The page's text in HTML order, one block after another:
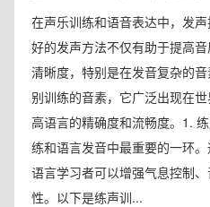
在声乐训练和语音表达中，发
好的发声方法不仅有助于提高
清晰度，特别是在发音复杂的
别训练的音素，它广泛出现在
高语言的精确度和流畅度。1.
练和语言发音中最重要的一环
语言学习者可以增强气息控制
性。以下是练声训...